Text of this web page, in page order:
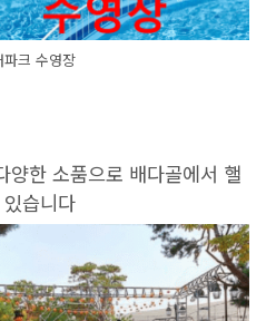
파크 수영장
양한 소품으로 배다골에서 핼
습니다